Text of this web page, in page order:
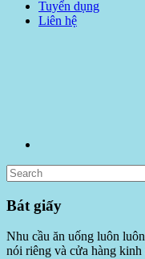
Tuyển dụng
Liên hệ
Bát giấy
Nhu cầu ăn uống luôn
nói riêng và cửa hàng